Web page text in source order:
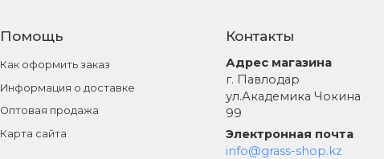
Помощь
Как оформить заказ
Информация о доставке
Оптовая продажа
Карта сайта
Контакты
Адрес магазина
г. Павлодар
ул.Академика Чокина
99
Электронная почта
info@grass-shop.kz